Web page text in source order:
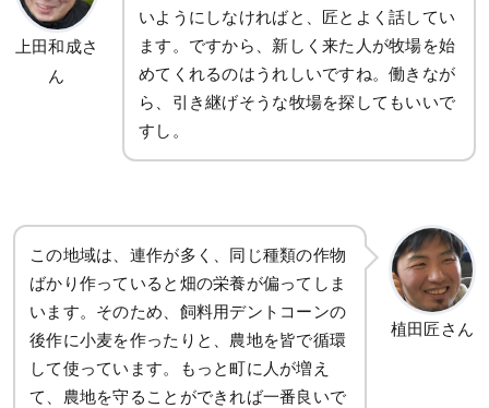
上田和成さ
ん
いようにしなければと、匠とよく話してい
ます。ですから、新しく来た人が牧場を始
めてくれるのはうれしいですね。働きなが
ら、引き継げそうな牧場を探してもいいで
すし。
この地域は、連作が多く、同じ種類の作物
ばかり作っていると畑の栄養が偏ってしま
います。そのため、飼料用デントコーンの
後作に小麦を作ったりと、農地を皆で循環
して使っています。もっと町に人が増え
て、農地を守ることができれば一番良いで
植田匠さん